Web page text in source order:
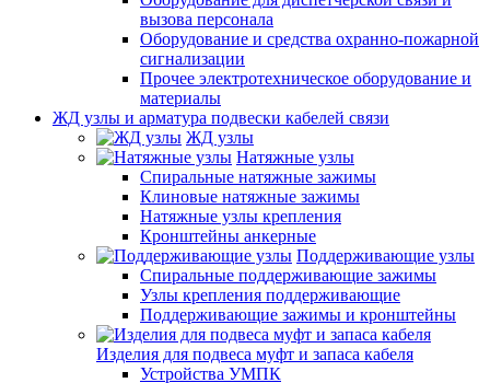
вызова персонала
Оборудование и средства охранно-пожарной
сигнализации
Прочее электротехническое оборудование и
материалы
ЖД узлы и арматура подвески кабелей связи
ЖД узлы
Натяжные узлы
Спиральные натяжные зажимы
Клиновые натяжные зажимы
Натяжные узлы крепления
Кронштейны анкерные
Поддерживающие узлы
Спиральные поддерживающие зажимы
Узлы крепления поддерживающие
Поддерживающие зажимы и кронштейны
Изделия для подвеса муфт и запаса кабеля
Устройства УМПК